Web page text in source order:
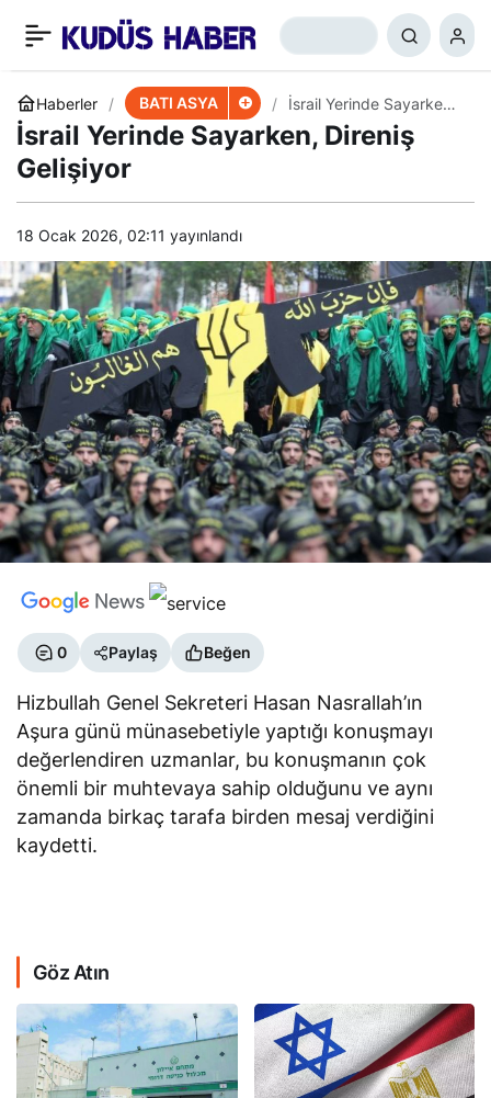
Haberler BATI ASYA
İsrail Yerinde Sayarken,
Direniş Gelişiyor
İsrail Yerinde Sayarken, Direniş
Gelişiyor
18 Ocak 2026, 02:11 yayınlandı
0 Paylaş Beğen
Hizbullah Genel Sekreteri Hasan Nasrallah’ın
Aşura günü münasebetiyle yaptığı konuşmayı
değerlendiren uzmanlar, bu konuşmanın çok
önemli bir muhtevaya sahip olduğunu ve aynı
zamanda birkaç tarafa birden mesaj verdiğini
kaydetti.
Göz Atın
ABD’den Filistin
Uzlaşısına Kassam Şerhi
+ 0 Paylaş